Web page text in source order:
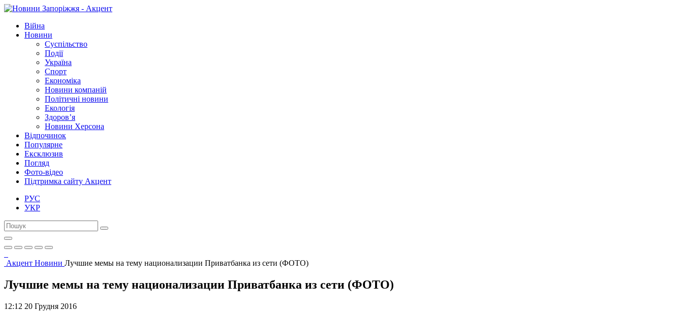
Війна
Новини
Суспільство
Події
Україна
Спорт
Економіка
Новини компаній
Політичні новини
Екологія
Здоров’я
Новини Херсона
Відпочинок
Популярне
Ексклюзив
Погляд
Фото-відео
Підтримка сайту Акцент
РУС
УКР
Акцент Новини Лучшие мемы на тему национализации Приватбанка из сети (ФОТО)
Лучшие мемы на тему национализации Приватбанка из сети (ФОТО)
12:12 20 Грудня 2016